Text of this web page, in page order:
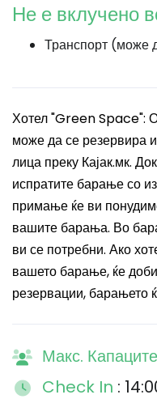
Не е вклучено
Транспорт (може
Хотел "Green Space":
може да се резервира
лица преку Кајак.мк.
испратите барање со
примање ќе ви
вашите барања. Во
ви се потребни. Ако
вашето барање, ќе
резервации, барањето
Макс.
Check In :